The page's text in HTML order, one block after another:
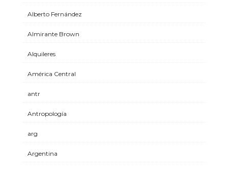
Alberto Fernández
Almirante Brown
Alquileres
América Central
antr
Antropología
arg
Argentina